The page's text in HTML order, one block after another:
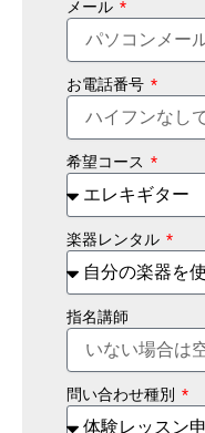
メール
お電話番号
希望コース
楽器レンタル
指名講師
問い合わせ種別